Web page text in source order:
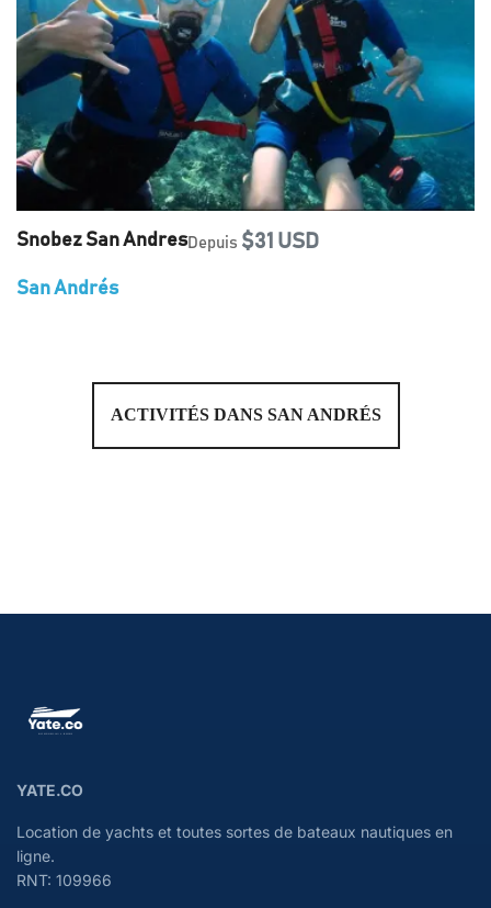
Snobez San AndresDepuis $31 USD
San Andrés
ACTIVITÉS DANS SAN ANDRÉS
YATE.CO
Location de yachts et toutes sortes de bateaux nautiques en
ligne.
RNT: 109966